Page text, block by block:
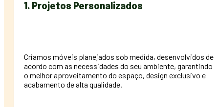
1. Projetos Personalizados
Criamos móveis planejados sob medida, desenvolvidos de
acordo com as necessidades do seu ambiente, garantindo
o melhor aproveitamento do espaço, design exclusivo e
acabamento de alta qualidade.